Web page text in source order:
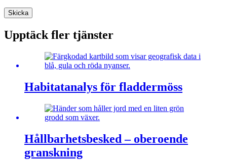
Skicka
Upptäck fler tjänster
Habitatanalys för fladdermöss
Hållbarhetsbesked – oberoende
granskning